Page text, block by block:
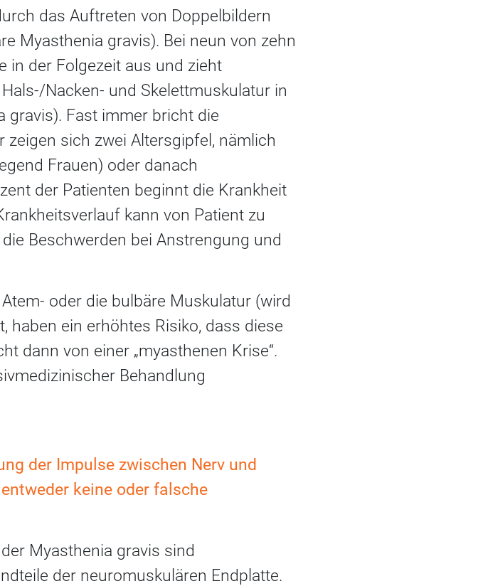
das Auftreten von Doppelbildern
Myasthenia gravis). Bei neun von zehn
in der Folgezeit aus und zieht
Nacken- und Skelettmuskulatur in
gravis). Fast immer bricht die
zeigen sich zwei Altersgipfel, nämlich
Frauen) oder danach
der Patienten beginnt die Krankheit
kann von Patient zu
Beschwerden bei Anstrengung und
oder die bulbäre Muskulatur (wird
haben ein erhöhtes Risiko, dass diese
dann von einer „myasthenen Krise“.
Behandlung
der Impulse zwischen Nerv und
keine oder falsche
Myasthenia gravis sind
der neuromuskulären Endplatte.